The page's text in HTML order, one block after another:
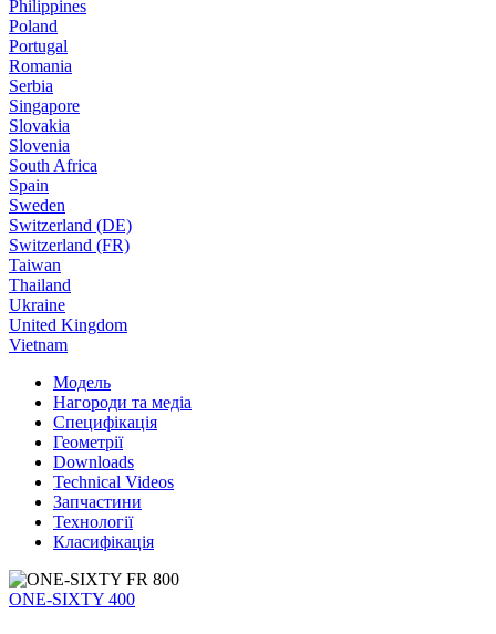
Philippines
Poland
Portugal
Romania
Serbia
Singapore
Slovakia
Slovenia
South Africa
Spain
Sweden
Switzerland (DE)
Switzerland (FR)
Taiwan
Thailand
Ukraine
United Kingdom
Vietnam
Модель
Нагороди та медіа
Специфікація
Геометрії
Downloads
Technical Videos
Запчастини
Технології
Класифікація
ONE-SIXTY 400